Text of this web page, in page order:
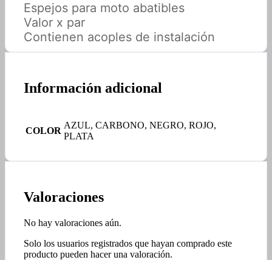
Espejos para moto abatibles
Valor x par
Contienen acoples de instalación
Información adicional
COLOR
AZUL, CARBONO, NEGRO, ROJO,
PLATA
Valoraciones
No hay valoraciones aún.
Solo los usuarios registrados que hayan comprado este
producto pueden hacer una valoración.